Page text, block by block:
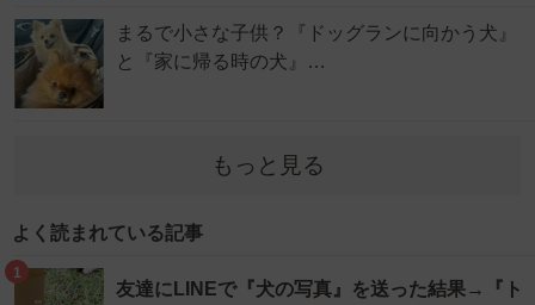
まるで小さな子供？『ドッグランに向かう犬』
と『家に帰る時の犬』…
もっと見る
よく読まれている記事
1
友達にLINEで『犬の写真』を送った結果→『ト